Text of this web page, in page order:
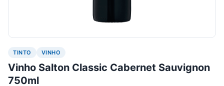
TINTO VINHO
Vinho Salton Classic Cabernet Sauvignon
750ml